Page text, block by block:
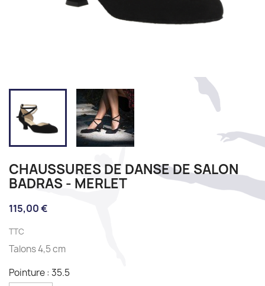
CHAUSSURES DE DANSE DE SALON
BADRAS - MERLET
115,00 €
TTC
Talons 4,5 cm
Pointure : 35.5